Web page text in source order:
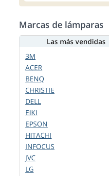
Marcas de lámparas
Las más vendidas
3M
ACER
BENQ
CHRISTIE
DELL
EIKI
EPSON
HITACHI
INFOCUS
JVC
LG